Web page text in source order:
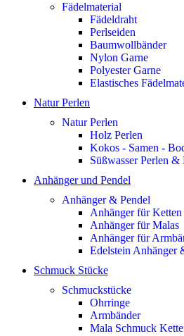
Fädelmaterial
Fädeldraht
Perlseiden
Baumwollbänder
Nylon Garne
Polyester Garne
Elastisches
Natur Perlen
Natur Perlen
Holz Perlen
Kokos - Samen -
Süßwasser Perlen &
Anhänger und Pendel
Anhänger & Pendel
Anhänger für Ketten
Anhänger für Malas
Anhänger für
Edelstein Anhänger
Schmuck Stücke
Schmuckstücke
Ohrringe
Armbänder
Mala Schmuck